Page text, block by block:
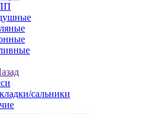
сальники